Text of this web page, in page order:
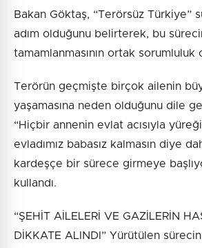
Bakan Göktaş, “Terörsüz Türkiye”
adım olduğunu belirterek, bu
tamamlanmasının ortak sorumluluk
Terörün geçmişte birçok ailenin
yaşamasına neden olduğunu dile
“Hiçbir annenin evlat acısıyla
evladımız babasız kalmasın diye
kardeşçe bir sürece girmeye
kullandı.
“ŞEHİT AİLELERİ VE GAZİLERİN
DİKKATE ALINDI” Yürütülen